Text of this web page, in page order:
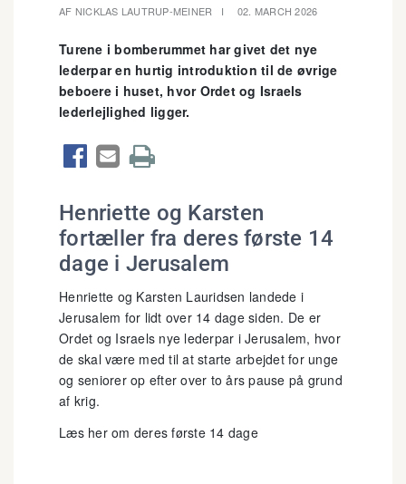
AF NICKLAS LAUTRUP-MEINER 02. MARCH 2026
Turene i bomberummet har givet det nye
lederpar en hurtig introduktion til de øvrige
beboere i huset, hvor Ordet og Israels
lederlejlighed ligger.
  
Henriette og Karsten
fortæller fra deres første 14
dage i Jerusalem
Henriette og Karsten Lauridsen landede i
Jerusalem for lidt over 14 dage siden. De er
Ordet og Israels nye lederpar i Jerusalem, hvor
de skal være med til at starte arbejdet for unge
og seniorer op efter over to års pause på grund
af krig.
Læs her om deres første 14 dage